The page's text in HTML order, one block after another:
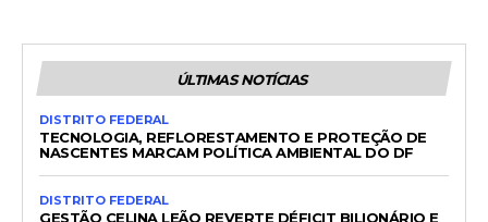
ÚLTIMAS NOTÍCIAS
DISTRITO FEDERAL
TECNOLOGIA, REFLORESTAMENTO E PROTEÇÃO DE
NASCENTES MARCAM POLÍTICA AMBIENTAL DO DF
DISTRITO FEDERAL
GESTÃO CELINA LEÃO REVERTE DÉFICIT BILIONÁRIO E